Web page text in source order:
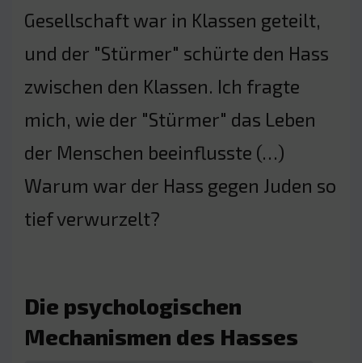
Gesellschaft war in Klassen geteilt,
und der "Stürmer" schürte den Hass
zwischen den Klassen. Ich fragte
mich, wie der "Stürmer" das Leben
der Menschen beeinflusste (…)
Warum war der Hass gegen Juden so
tief verwurzelt?
Die psychologischen
Mechanismen des Hasses